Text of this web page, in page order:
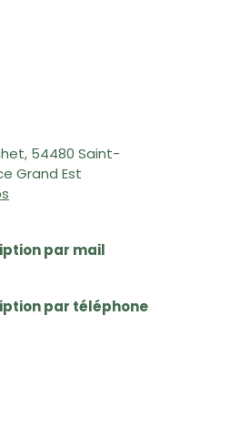
54480 Saint-
Grand Est
par mail
par téléphone